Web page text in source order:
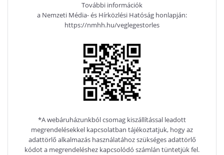
További információk
a Nemzeti Média- és Hírközlési Hatóság honlapján:
https://nmhh.hu/veglegestorles
*A webáruházunkból csomag kiszállítással leadott
megrendelésekkel kapcsolatban tájékoztatjuk, hogy az
adattörlő alkalmazás használatához szükséges adattörlő
kódot a megrendeléshez kapcsolódó számlán tüntetjük fel.